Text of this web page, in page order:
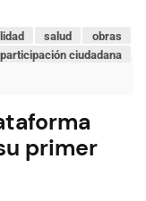
obras
salud
participación ciudadana
primer